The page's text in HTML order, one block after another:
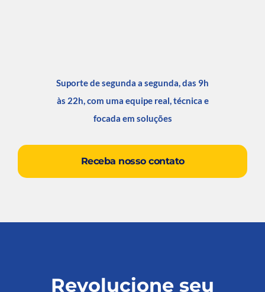
Suporte de segunda a segunda, das 9h
às 22h, com uma equipe real, técnica e
focada em soluções
Receba nosso contato
Revolucione seu